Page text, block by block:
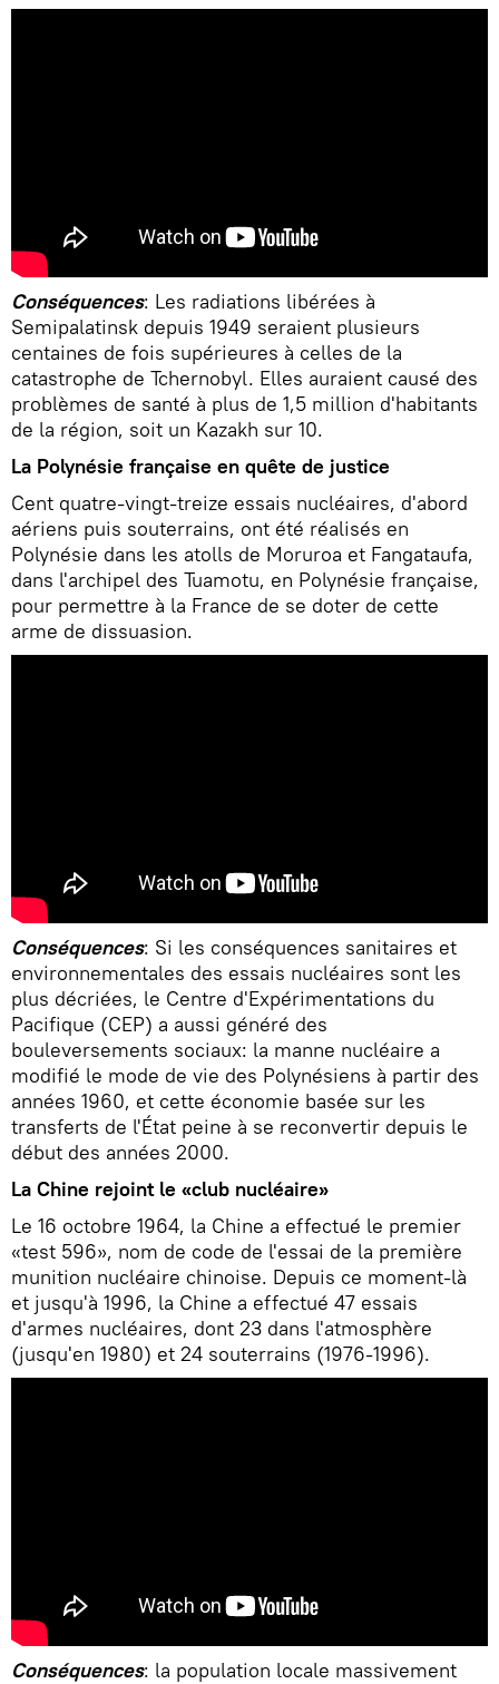
Conséquences: Les radiations libérées à
Semipalatinsk depuis 1949 seraient plusieurs
centaines de fois supérieures à celles de la
catastrophe de Tchernobyl. Elles auraient causé des
problèmes de santé à plus de 1,5 million d'habitants
de la région, soit un Kazakh sur 10.
La Polynésie française en quête de justice
Cent quatre-vingt-treize essais nucléaires, d'abord
aériens puis souterrains, ont été réalisés en
Polynésie dans les atolls de Moruroa et Fangataufa,
dans l'archipel des Tuamotu, en Polynésie française,
pour permettre à la France de se doter de cette
arme de dissuasion.
Conséquences: Si les conséquences sanitaires et
environnementales des essais nucléaires sont les
plus décriées, le Centre d'Expérimentations du
Pacifique (CEP) a aussi généré des
bouleversements sociaux: la manne nucléaire a
modifié le mode de vie des Polynésiens à partir des
années 1960, et cette économie basée sur les
transferts de l'État peine à se reconvertir depuis le
début des années 2000.
La Chine rejoint le «club nucléaire»
Le 16 octobre 1964, la Chine a effectué le premier
«test 596», nom de code de l'essai de la première
munition nucléaire chinoise. Depuis ce moment-là
et jusqu'à 1996, la Chine a effectué 47 essais
d'armes nucléaires, dont 23 dans l'atmosphère
(jusqu'en 1980) et 24 souterrains (1976-1996).
Conséquences: la population locale massivement